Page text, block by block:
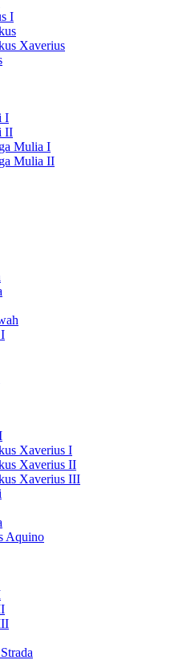
I
Xaverius
I
II
Mulia I
Mulia II
Xaverius I
Xaverius II
Xaverius III
Aquino